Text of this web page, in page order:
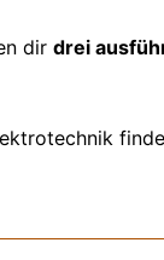
dir drei